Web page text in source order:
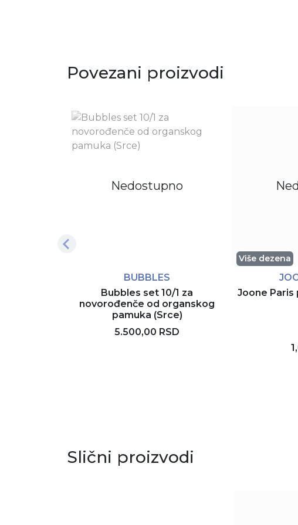
Povezani proizvodi
Nedostupno
BUBBLES
Bubbles set 10/1 za
novorođenče od organskog
pamuka (Srce)
5.500,00 RSD
Više dezena
Joone
Slični proizvodi